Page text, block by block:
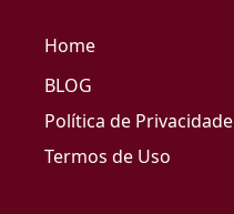
Home
BLOG
Política de Privacidade
Termos de Uso